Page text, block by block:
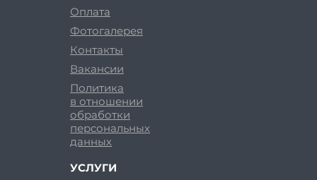
Оплата
Фотогалерея
Контакты
Вакансии
Политика
в отношении
обработки
персональных
данных
УСЛУГИ